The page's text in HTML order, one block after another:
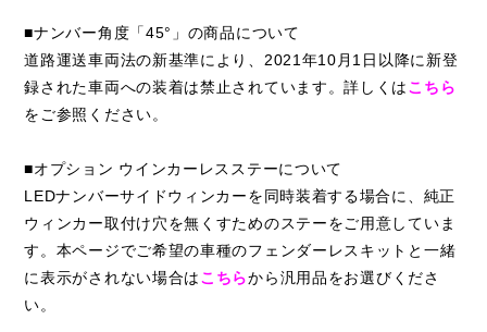
■ナンバー角度「45°」の商品について
道路運送車両法の新基準により、2021年10月1日以降に新登
録された車両への装着は禁止されています。詳しくはこちら
をご参照ください。
■オプション ウインカーレスステーについて
LEDナンバーサイドウィンカーを同時装着する場合に、純正
ウィンカー取付け穴を無くすためのステーをご用意していま
す。本ページでご希望の車種のフェンダーレスキットと一緒
に表示がされない場合はこちらから汎用品をお選びくださ
い。